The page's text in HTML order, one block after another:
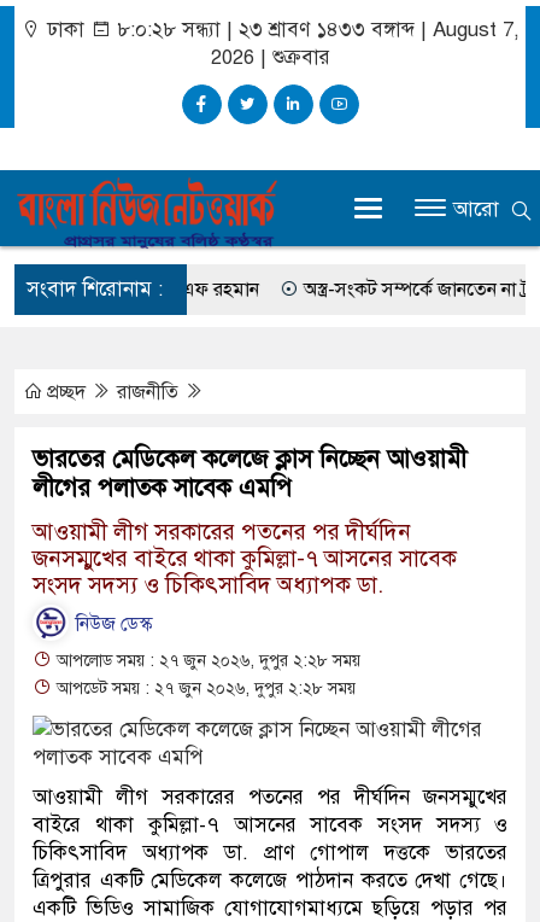
ঢাকা ৮:০:২৮ সন্ধ্যা | ২৩ শ্রাবণ ১৪৩৩ বঙ্গাব্দ | August 7,
2026 | শুক্রবার
আরো
সংবাদ শিরোনাম :
সালমান এফ রহমান অস্ত্র-সংকট সম্পর্কে জানতেন না ট্রাম্প,
প্রচ্ছদ রাজনীতি
ভারতের মেডিকেল কলেজে ক্লাস নিচ্ছেন আওয়ামী
লীগের পলাতক সাবেক এমপি
আওয়ামী লীগ সরকারের পতনের পর দীর্ঘদিন
জনসম্মুখের বাইরে থাকা কুমিল্লা-৭ আসনের সাবেক
সংসদ সদস্য ও চিকিৎসাবিদ অধ্যাপক ডা.
নিউজ ডেস্ক
আপলোড সময় : ২৭ জুন ২০২৬, দুপুর ২:২৮ সময়
আপডেট সময় : ২৭ জুন ২০২৬, দুপুর ২:২৮ সময়
আওয়ামী লীগ সরকারের পতনের পর দীর্ঘদিন জনসম্মুখের
বাইরে থাকা কুমিল্লা-৭ আসনের সাবেক সংসদ সদস্য ও
চিকিৎসাবিদ অধ্যাপক ডা. প্রাণ গোপাল দত্তকে ভারতের
ত্রিপুরার একটি মেডিকেল কলেজে পাঠদান করতে দেখা গেছে।
একটি ভিডিও সামাজিক যোগাযোগমাধ্যমে ছড়িয়ে পড়ার পর